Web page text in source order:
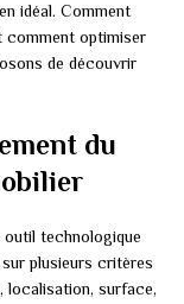
idéal. Comment
comment optimiser
de découvrir
du
outil technologique
plusieurs critères
localisation, surface,